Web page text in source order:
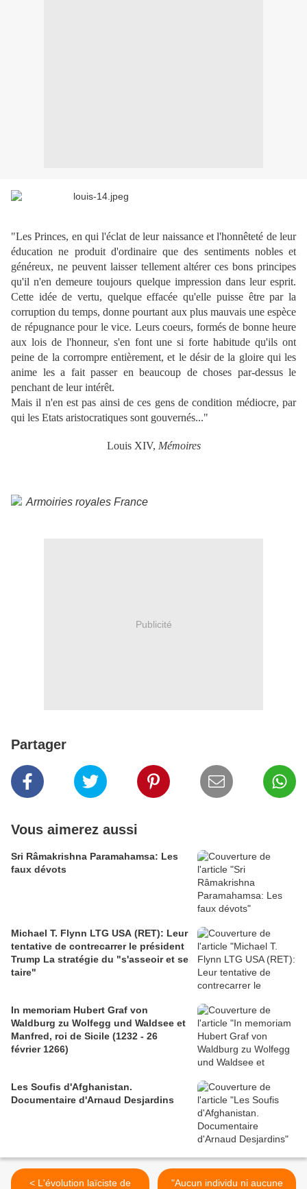
"Les Princes, en qui l'éclat de leur naissance et l'honnêteté de leur
éducation ne produit d'ordinaire que des sentiments nobles et
généreux, ne peuvent laisser tellement altérer ces bons principes
qu'il n'en demeure toujours quelque impression dans leur esprit.
Cette idée de vertu, quelque effacée qu'elle puisse être par la
corruption du temps, donne pourtant aux plus mauvais une espèce
de répugnance pour le vice. Leurs coeurs, formés de bonne heure
aux lois de l'honneur, s'en font une si forte habitude qu'ils ont
peine de la corrompre entièrement, et le désir de la gloire qui les
anime les a fait passer en beaucoup de choses par-dessus le
penchant de leur intérêt.
Mais il n'en est pas ainsi de ces gens de condition médiocre, par
qui les Etats aristocratiques sont gouvernés..."
Louis XIV, Mémoires
Publicité
Partager
Vous aimerez aussi
Sri Râmakrishna Paramahamsa: Les
faux dévots
Michael T. Flynn LTG USA (RET): Leur
tentative de contrecarrer le président
Trump La stratégie du "s'asseoir et se
taire"
In memoriam Hubert Graf von
Waldburg zu Wolfegg und Waldsee et
Manfred, roi de Sicile (1232 - 26
février 1266)
Les Soufis d'Afghanistan.
Documentaire d'Arnaud Desjardins
< L'évolution laïciste de "Aucun individu ni aucune